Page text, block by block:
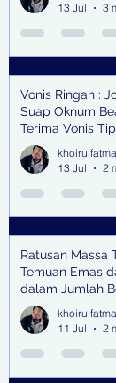
13 Jul
3
Vonis Ringan :
Suap Oknum
Terima Vonis
13 Jul
2
Ratusan Massa
Temuan Emas
dalam Jumlah
Lingkungan
Agung RI di
11 Jul
2